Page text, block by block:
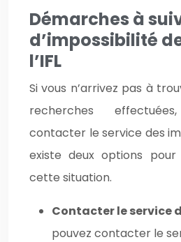
Démarches à
d’impossibilité
l’IFL
Si vous n’arrivez pas à
recherches
contacter le service des
existe deux options pour
cette situation.
Contacter le service
pouvez contacter le